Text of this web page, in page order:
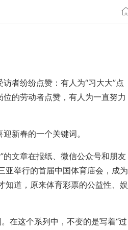
者纷纷点赞：有人为“习大大”点
的劳动者点赞，有人为一直努力
新春的一个关键词。
文章在报纸、微信公众号和朋友
亚举行的首届中国体育庙会，成为
知道，原来体育彩票的公益性、娱
在这个系列中，不变的是写着“过